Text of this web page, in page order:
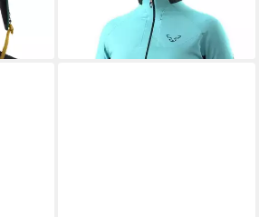
bei dir